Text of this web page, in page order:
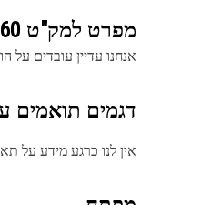
מפרט למק"ט
אנחנו עדיין עובדים
דגמים תואמים
אין לנו כרגע מידע על